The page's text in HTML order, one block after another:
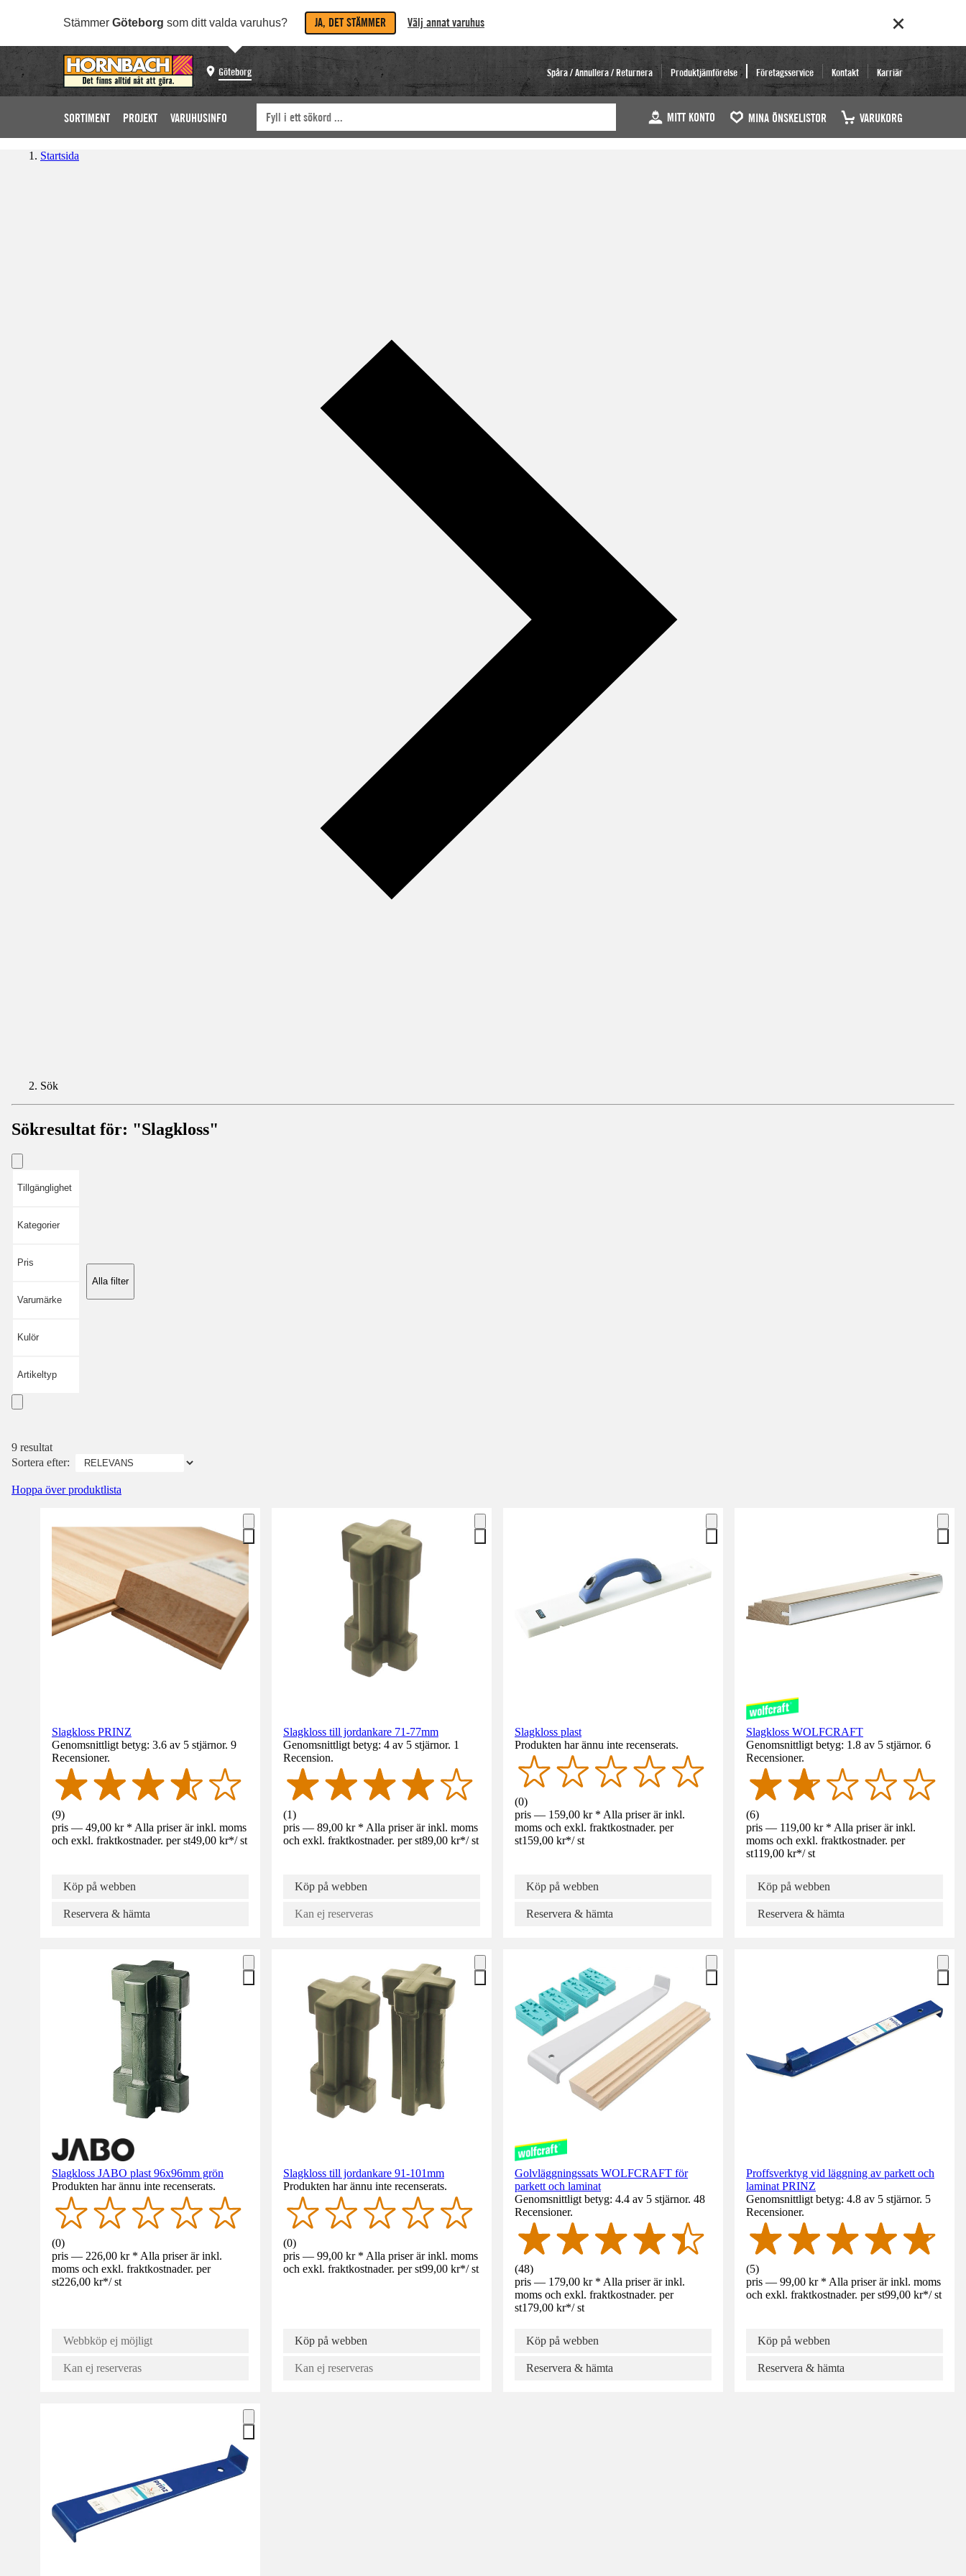
Stämmer Göteborg som ditt valda varuhus? JA, DET STÄMMER Välj annat varuhus
Göteborg Spåra / Annullera / Returnera Produktjämförelse Företagsservice Kontakt Karriär
SORTIMENT PROJEKT VARUHUSINFO MITT KONTO MINA ÖNSKELISTOR VARUKORG
Startsida
Sök
Sökresultat för: "Slagkloss"
Tillgänglighet
Kategorier
Pris
Varumärke
Kulör
Artikeltyp
Alla filter
9 resultat
Sortera efter:
Hoppa över produktlista
Slagkloss PRINZ
Genomsnittligt betyg: 3.6 av 5 stjärnor. 9
Recensioner.
(9)
pris — 49,00 kr * Alla priser är inkl. moms
och exkl. fraktkostnader. per st49,00 kr*/ st
Köp på webben
Reservera & hämta
Slagkloss till jordankare 71-77mm
Genomsnittligt betyg: 4 av 5 stjärnor. 1
Recension.
(1)
pris — 89,00 kr * Alla priser är inkl. moms
och exkl. fraktkostnader. per st89,00 kr*/ st
Köp på webben
Kan ej reserveras
Slagkloss plast
Produkten har ännu inte recenserats.
(0)
pris — 159,00 kr * Alla priser är inkl.
moms och exkl. fraktkostnader. per
st159,00 kr*/ st
Köp på webben
Reservera & hämta
Slagkloss WOLFCRAFT
Genomsnittligt betyg: 1.8 av 5 stjärnor. 6
Recensioner.
(6)
pris — 119,00 kr * Alla priser är inkl.
moms och exkl. fraktkostnader. per
st119,00 kr*/ st
Köp på webben
Reservera & hämta
Slagkloss JABO plast 96x96mm grön
Produkten har ännu inte recenserats.
(0)
pris — 226,00 kr * Alla priser är inkl.
moms och exkl. fraktkostnader. per
st226,00 kr*/ st
Webbköp ej möjligt
Kan ej reserveras
Slagkloss till jordankare 91-101mm
Produkten har ännu inte recenserats.
(0)
pris — 99,00 kr * Alla priser är inkl. moms
och exkl. fraktkostnader. per st99,00 kr*/ st
Köp på webben
Kan ej reserveras
Golvläggningssats WOLFCRAFT för
parkett och laminat
Genomsnittligt betyg: 4.4 av 5 stjärnor. 48
Recensioner.
(48)
pris — 179,00 kr * Alla priser är inkl.
moms och exkl. fraktkostnader. per
st179,00 kr*/ st
Köp på webben
Reservera & hämta
Proffsverktyg vid läggning av parkett och
laminat PRINZ
Genomsnittligt betyg: 4.8 av 5 stjärnor. 5
Recensioner.
(5)
pris — 99,00 kr * Alla priser är inkl. moms
och exkl. fraktkostnader. per st99,00 kr*/ st
Köp på webben
Reservera & hämta